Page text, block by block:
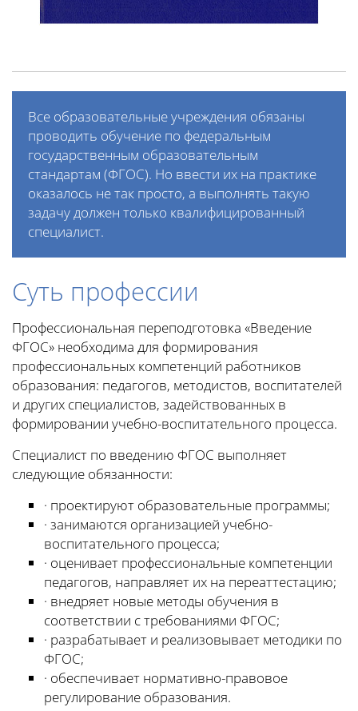
Все образовательные учреждения обязаны
проводить обучение по федеральным
государственным образовательным
стандартам (ФГОС). Но ввести их на практике
оказалось не так просто, а выполнять такую
задачу должен только квалифицированный
специалист.
Суть профессии
Профессиональная переподготовка «Введение
ФГОС» необходима для формирования
профессиональных компетенций работников
образования: педагогов, методистов, воспитателей
и других специалистов, задействованных в
формировании учебно-воспитательного процесса.
Специалист по введению ФГОС выполняет
следующие обязанности:
· проектируют образовательные программы;
· занимаются организацией учебно-
воспитательного процесса;
· оценивает профессиональные компетенции
педагогов, направляет их на переаттестацию;
· внедряет новые методы обучения в
соответствии с требованиями ФГОС;
· разрабатывает и реализовывает методики по
ФГОС;
· обеспечивает нормативно-правовое
регулирование образования.